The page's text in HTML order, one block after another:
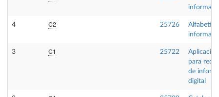
4 C2 25726
3 C1 25722
para
de
digital